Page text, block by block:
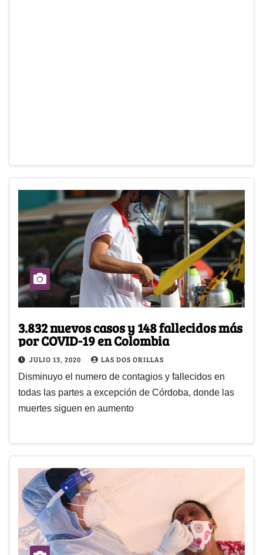
3.832 nuevos casos y 148 fallecidos más
por COVID-19 en Colombia
JULIO 13, 2020 LAS DOS ORILLAS
Disminuyo el numero de contagios y fallecidos en
todas las partes a excepción de Córdoba, donde las
muertes siguen en aumento